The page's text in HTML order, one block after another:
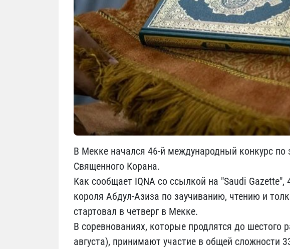
В Мекке начался 46-й международный конкурс
Священного Корана.
Как сообщает IQNA со ссылкой на "Saudi
короля Абдул-Азиза по заучиванию, чтению и
стартовал в четверг в Мекке.
В соревнованиях, которые продлятся до шестого
августа), принимают участие в общей